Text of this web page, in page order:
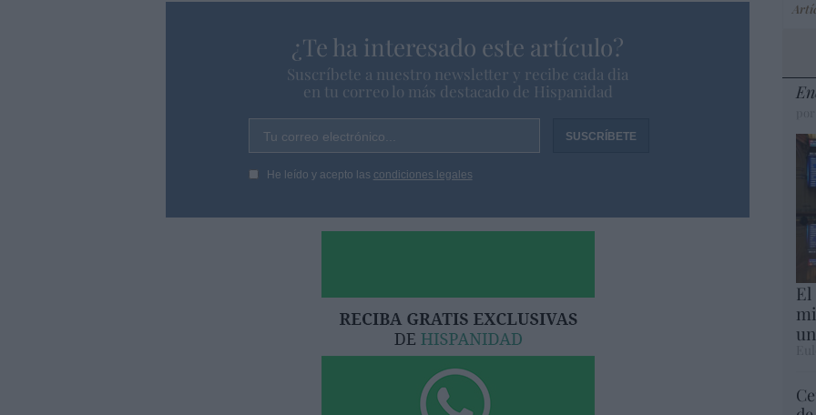
¿Te ha interesado este artículo?
Suscríbete a nuestro newsletter y recibe cada dia
en tu correo lo más destacado de Hispanidad
Tu correo electrónico...
He leído y acepto las condiciones legales
El